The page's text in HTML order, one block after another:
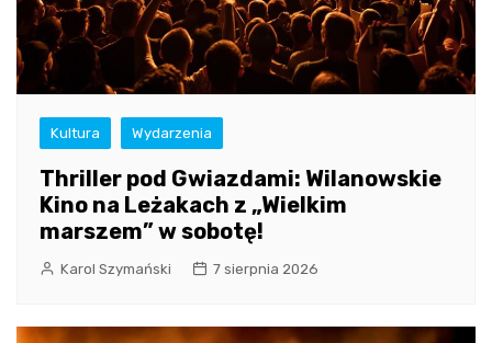
Kultura Wydarzenia
Thriller pod Gwiazdami: Wilanowskie
Kino na Leżakach z „Wielkim
marszem” w sobotę!
Karol Szymański 7 sierpnia 2026